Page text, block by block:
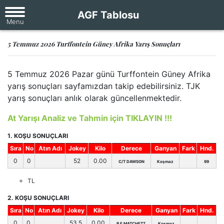
AGF Tablosu
5 Temmuz 2026 Turffontein Güney Afrika Yarış Sonuçları
5 Temmuz 2026 Pazar günü Turffontein Güney Afrika
yarış sonuçları sayfamızdan takip edebilirsiniz. TJK
yarış sonuçları anlık olarak güncellenmektedir.
At Yarışı Analiz ve Tahmin için TIKLAYIN !!!
1. KOŞU SONUÇLARI
Sıra No Atın Adı Jokey Kilo Derece Ganyan Fark
Hnd.
0
0 52 0.00 C/T DAWSON Koşmaz 99
TL
2. KOŞU SONUÇLARI
Sıra No Atın Adı Jokey Kilo Derece Ganyan Fark Hnd.